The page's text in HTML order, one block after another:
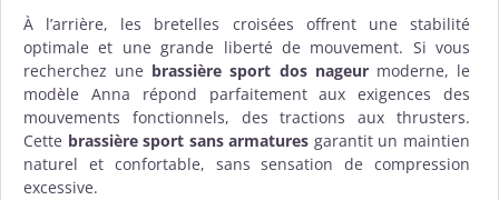
À l’arrière, les bretelles croisées offrent une stabilité
optimale et une grande liberté de mouvement. Si vous
recherchez une brassière sport dos nageurmoderne, le
modèle Anna répond parfaitement aux exigences des
mouvements fonctionnels, des tractions aux thrusters.
Cette brassière sport sans armatures garantit un maintien
naturel et confortable, sans sensation de compression
excessive.